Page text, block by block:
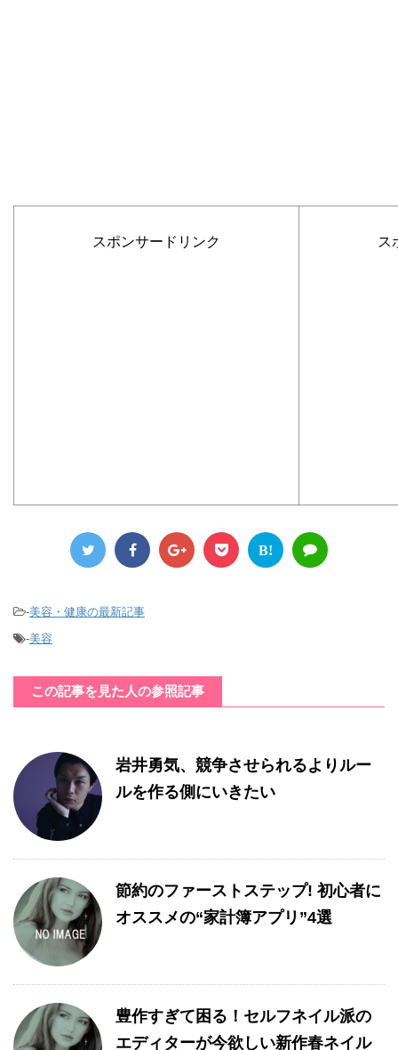
スポンサードリンク ス
B!
-美容・健康の最新記事
-美容
この記事を見た人の参照記事
岩井勇気、競争させられるよりルー
ルを作る側にいきたい
節約のファーストステップ! 初心者に
オススメの“家計簿アプリ”4選
豊作すぎて困る！セルフネイル派の
エディターが今欲しい新作春ネイル